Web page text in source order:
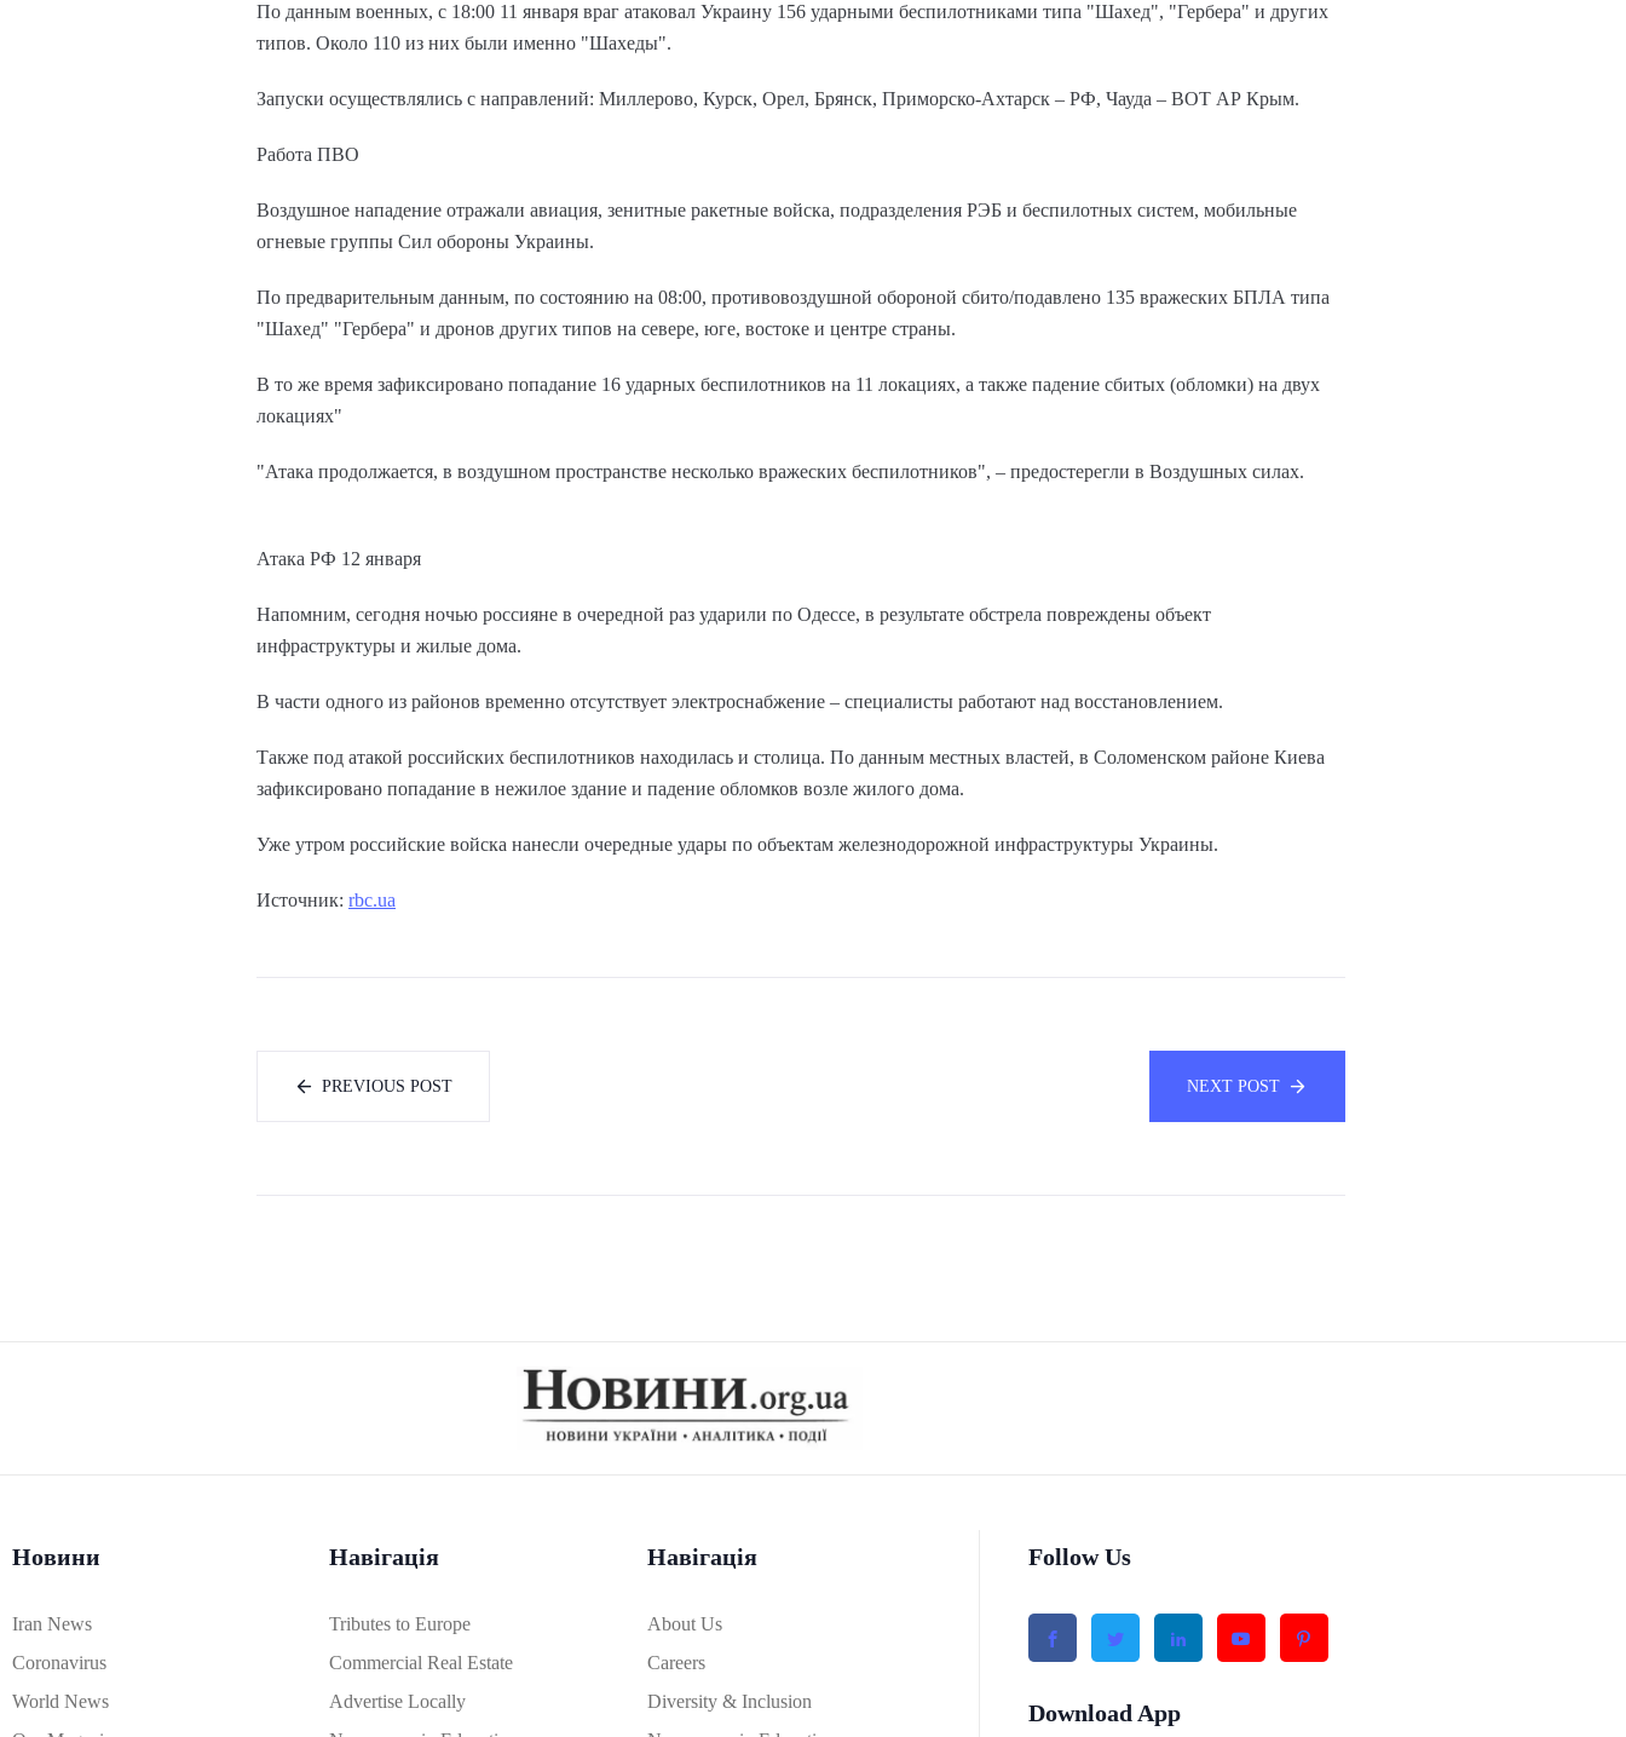
По данным военных, с 18:00 11 января враг атаковал Украину 156 ударными беспилотниками типа "Шахед", "Гербера" и других
типов. Около 110 из них были именно "Шахеды".
Запуски осуществлялись с направлений: Миллерово, Курск, Орел, Брянск, Приморско-Ахтарск – РФ, Чауда – ВОТ АР Крым.
Работа ПВО
Воздушное нападение отражали авиация, зенитные ракетные войска, подразделения РЭБ и беспилотных систем, мобильные
огневые группы Сил обороны Украины.
По предварительным данным, по состоянию на 08:00, противовоздушной обороной сбито/подавлено 135 вражеских БПЛА типа
"Шахед" "Гербера" и дронов других типов на севере, юге, востоке и центре страны.
В то же время зафиксировано попадание 16 ударных беспилотников на 11 локациях, а также падение сбитых (обломки) на двух
локациях"
"Атака продолжается, в воздушном пространстве несколько вражеских беспилотников", – предостерегли в Воздушных силах.
Атака РФ 12 января
Напомним, сегодня ночью россияне в очередной раз ударили по Одессе, в результате обстрела повреждены объект
инфраструктуры и жилые дома.
В части одного из районов временно отсутствует электроснабжение – специалисты работают над восстановлением.
Также под атакой российских беспилотников находилась и столица. По данным местных властей, в Соломенском районе Киева
зафиксировано попадание в нежилое здание и падение обломков возле жилого дома.
Уже утром российские войска нанесли очередные удары по объектам железнодорожной инфраструктуры Украины.
Источник: rbc.ua
PREVIOUS POST NEXT POST
Новини
Iran News
Coronavirus
World News
Навігація
Tributes to Europe
Commercial Real Estate
Advertise Locally
Навігація
About Us
Careers
Diversity & Inclusion
Follow Us
Download App